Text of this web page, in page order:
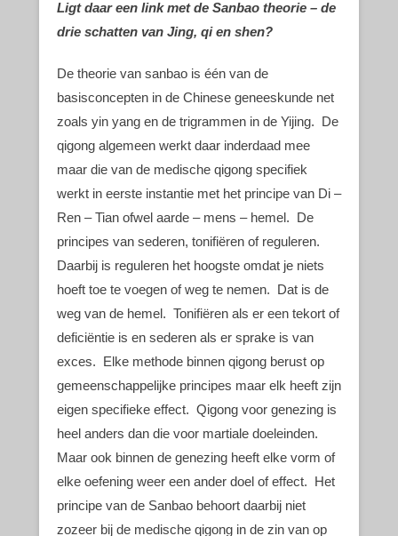
Ligt daar een link met de Sanbao theorie – de
drie schatten van Jing, qi en shen?
De theorie van sanbao is één van de
basisconcepten in de Chinese geneeskunde net
zoals yin yang en de trigrammen in de Yijing. De
qigong algemeen werkt daar inderdaad mee
maar die van de medische qigong specifiek
werkt in eerste instantie met het principe van Di –
Ren – Tian ofwel aarde – mens – hemel. De
principes van sederen, tonifiëren of reguleren.
Daarbij is reguleren het hoogste omdat je niets
hoeft toe te voegen of weg te nemen. Dat is de
weg van de hemel. Tonifiëren als er een tekort of
deficiëntie is en sederen als er sprake is van
exces. Elke methode binnen qigong berust op
gemeenschappelijke principes maar elk heeft zijn
eigen specifieke effect. Qigong voor genezing is
heel anders dan die voor martiale doeleinden.
Maar ook binnen de genezing heeft elke vorm of
elke oefening weer een ander doel of effect. Het
principe van de Sanbao behoort daarbij niet
zozeer bij de medische qigong in de zin van op